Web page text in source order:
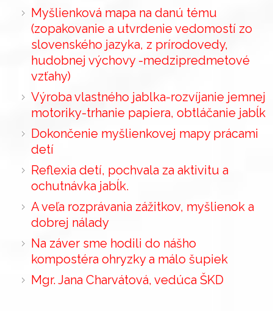
Myšlienková mapa na danú tému
(zopakovanie a utvrdenie vedomostí zo
slovenského jazyka, z prírodovedy,
hudobnej výchovy -medzipredmetové
vzťahy)
Výroba vlastného jablka-rozvíjanie jemnej
motoriky-trhanie papiera, obtláčanie jabĺk
Dokončenie myšlienkovej mapy prácami
detí
Reflexia detí, pochvala za aktivitu a
ochutnávka jabĺk.
A veľa rozprávania zážitkov, myšlienok a
dobrej nálady
Na záver sme hodili do nášho
kompostéra ohryzky a málo šupiek
Mgr. Jana Charvátová, vedúca ŠKD